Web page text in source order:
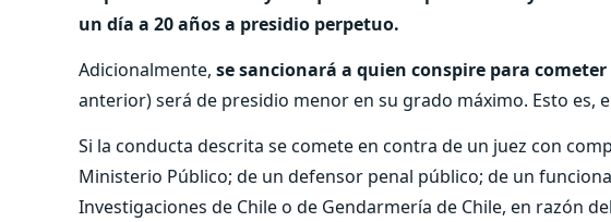
un día a 20 años a presidio perpetuo.
Adicionalmente, se sancionará a quien conspire para
anterior) será de presidio menor en su grado máximo. Esto es,
Si la conducta descrita se comete en contra de un juez con
Ministerio Público; de un defensor penal público; de un
Investigaciones de Chile o de Gendarmería de Chile, en razón